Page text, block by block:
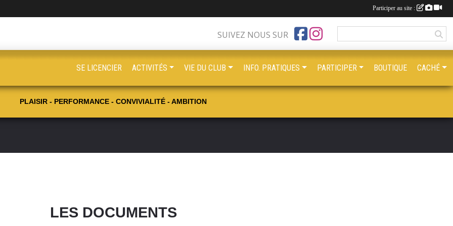
PLAISIR - PERFORMANCE - CONVIVIALITÉ - AMBITION
LES DOCUMENTS
SUIVEZ NOUS SUR
SE LICENCIER ACTIVITÉS VIE DU CLUB INFO. PRATIQUES PARTICIPER BOUTIQUE CACHÉ
Participer au site :